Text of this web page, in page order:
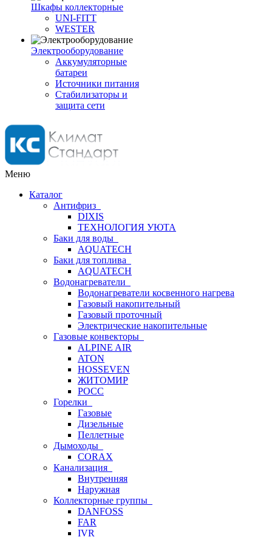
Шкафы коллекторные
UNI-FITT
WESTER
Электрооборудование
Аккумуляторные
батареи
Источники питания
Стабилизаторы и
защита сети
Меню
Каталог
Антифриз
DIXIS
ТЕХНОЛОГИЯ УЮТА
Баки для воды
AQUATECH
Баки для топлива
AQUATECH
Водонагреватели
Водонагреватели косвенного нагрева
Газовый накопительный
Газовый проточный
Электрические накопительные
Газовые конвекторы
ALPINE AIR
ATON
HOSSEVEN
ЖИТОМИР
РОСС
Горелки
Газовые
Дизельные
Пеллетные
Дымоходы
CORAX
Канализация
Внутренняя
Наружная
Коллекторные группы
DANFOSS
FAR
IVR